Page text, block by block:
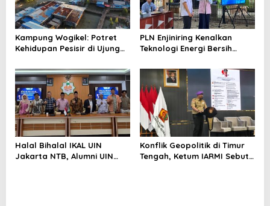
Kampung Wogikel: Potret
Kehidupan Pesisir di Ujung
Bertahan di Tengah
Keterbatasan
PLN Enjiniring Kenalkan
Teknologi Energi Bersih
Halal Bihalal IKAL UIN
Jakarta NTB, Alumni UIN
Konflik Geopolitik di Timur
Tengah, Ketum IARMI Sebut